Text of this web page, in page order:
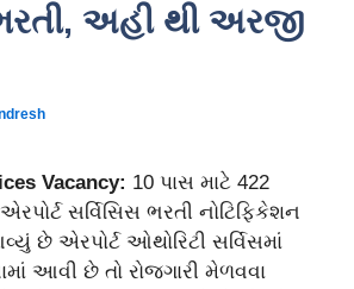
અહી થી અરજી
Vacancy: 10 પાસ માટે 422
સર્વિસિસ ભરતી નોટિફિકેશન
છે એરપોર્ટ ઓથોરિટી સર્વિસમાં
આવી છે તો રોજગારી મેળવવા